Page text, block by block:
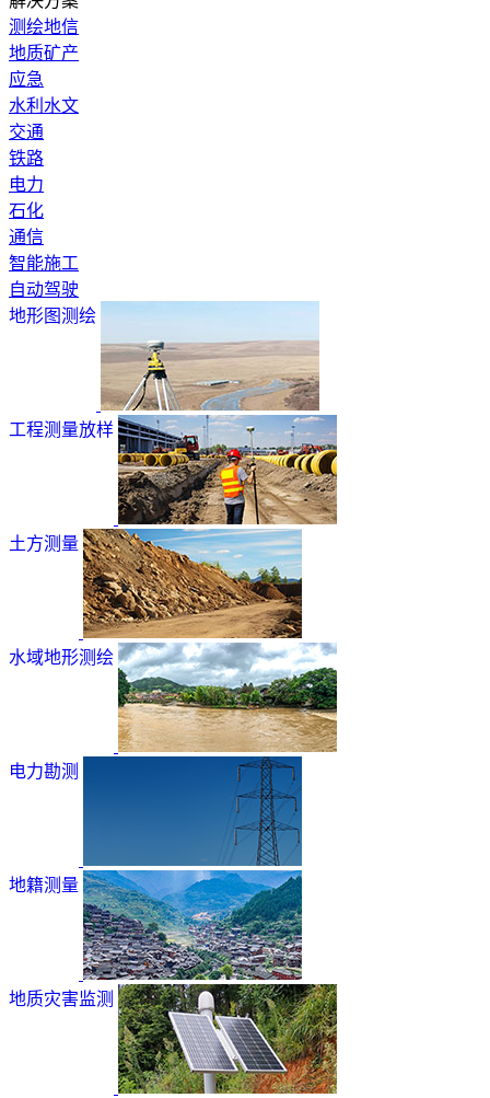
测绘地信
地质矿产
应急
水利水文
交通
铁路
电力
石化
通信
智能施工
自动驾驶
地形图测绘
工程测量放样
土方测量
水域地形测绘
电力勘测
地籍测量
地质灾害监测